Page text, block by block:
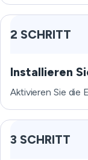
2 SCHRITT
Installieren
Aktivieren Sie die
3 SCHRITT